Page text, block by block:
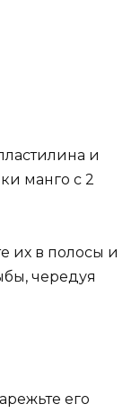
и
манго с 2
их в полосы и
чередуя
его